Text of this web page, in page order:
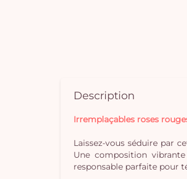
Description
Irremplaçables roses
Laissez-vous séduire par
Une composition
responsable parfaite pour